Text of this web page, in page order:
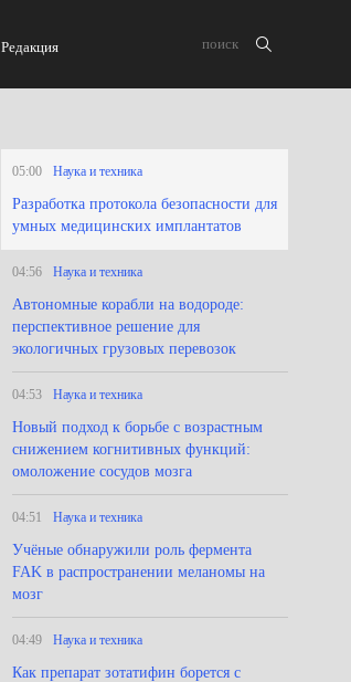
Редакция
05:00 Наука и техника
Разработка протокола безопасности для
умных медицинских имплантатов
04:56 Наука и техника
Автономные корабли на водороде:
перспективное решение для
экологичных грузовых перевозок
04:53 Наука и техника
Новый подход к борьбе с возрастным
снижением когнитивных функций:
омоложение сосудов мозга
04:51 Наука и техника
Учёные обнаружили роль фермента
FAK в распространении меланомы на
мозг
04:49 Наука и техника
Как препарат зотатифин борется с